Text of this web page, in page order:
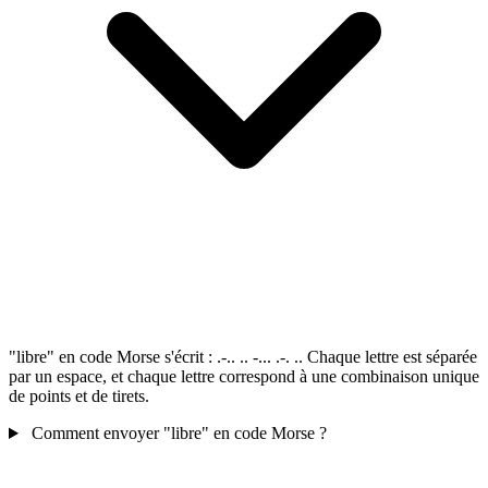
"libre" en code Morse s'écrit : .-.. .. -... .-. .. Chaque lettre est séparée
par un espace, et chaque lettre correspond à une combinaison unique
de points et de tirets.
Comment envoyer "libre" en code Morse ?